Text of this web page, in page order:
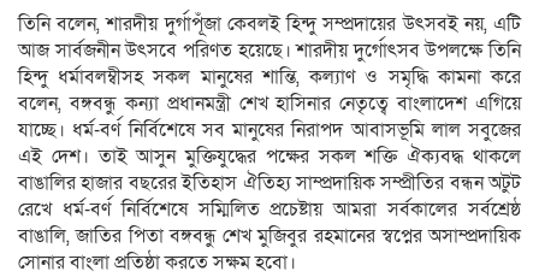
তিনি বলেন, শারদীয় দুর্গাপূঁজা কেবলই হিন্দু সম্প্রদায়ের উৎসবই নয়, এটি
আজ সার্বজনীন উৎসবে পরিণত হয়েছে। শারদীয় দুর্গোৎসব উপলক্ষে তিনি
হিন্দু ধর্মাবলম্বীসহ সকল মানুষের শান্তি, কল্যাণ ও সমৃদ্ধি কামনা করে
বলেন, বঙ্গবন্ধু কন্যা প্রধানমন্ত্রী শেখ হাসিনার নেতৃত্বে বাংলাদেশ এগিয়ে
যাচ্ছে। ধর্ম-বর্ণ নির্বিশেষে সব মানুষের নিরাপদ আবাসভূমি লাল সবুজের
এই দেশ। তাই আসুন মুক্তিযুদ্ধের পক্ষের সকল শক্তি ঐক্যবদ্ধ থাকলে
বাঙালির হাজার বছরের ইতিহাস ঐতিহ্য সাম্প্রদায়িক সম্প্রীতির বন্ধন অটুট
রেখে ধর্ম-বর্ণ নির্বিশেষে সম্মিলিত প্রচেষ্টায় আমরা সর্বকালের সর্বশ্রেষ্ঠ
বাঙালি, জাতির পিতা বঙ্গবন্ধু শেখ মুজিবুর রহমানের স্বপ্নের অসাম্প্রদায়িক
সোনার বাংলা প্রতিষ্ঠা করতে সক্ষম হবো।